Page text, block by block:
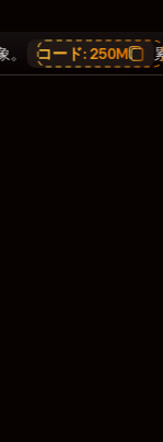
コード:250M 累計